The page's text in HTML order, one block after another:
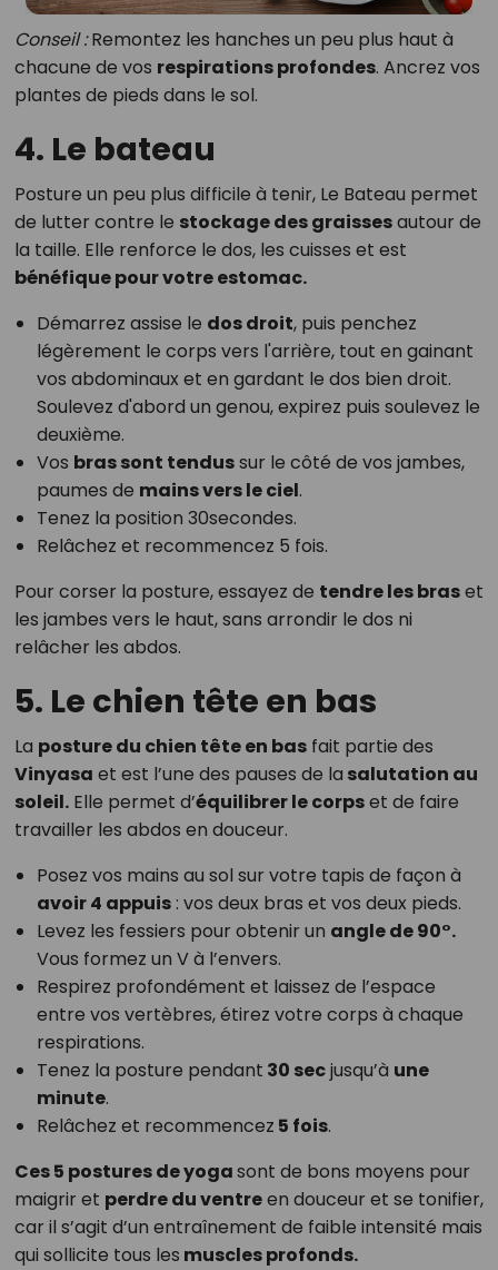
Conseil :Remontez les hanches un peu plus haut à
chacune de vos respirations profondes. Ancrez vos
plantes de pieds dans le sol.
4. Le bateau
Posture un peu plus difficile à tenir, Le Bateau permet
de lutter contre le stockage des graissesautour de
la taille. Elle renforce le dos, les cuisses et est
bénéfique pour votre estomac.
Démarrez assise le dos droit, puis penchez
légèrement le corps vers l'arrière, tout en gainant
vos abdominaux et en gardant le dos bien droit.
Soulevez d'abord un genou, expirez puis soulevez le
deuxième.
Vos bras sont tendussur le côté de vos jambes,
paumes de mains vers le ciel.
Tenez la position 30secondes.
Relâchez et recommencez 5 fois.
Pour corser la posture, essayez de tendre les braset
les jambes vers le haut, sans arrondir le dos ni
relâcher les abdos.
5. Le chien tête en bas
La posture du chien tête en basfait partie des
Vinyasa et est l’une des pauses de la salutation au
soleil.Elle permet d’équilibrer le corpset de faire
travailler les abdos en douceur.
Posez vos mains au sol sur votre tapis de façon à
avoir 4 appuis: vos deux bras et vos deux pieds.
Levez les fessiers pour obtenir un angle de 90°.
Vous formez un V à l’envers.
Respirez profondément et laissez de l’espace
entre vos vertèbres, étirez votre corps à chaque
respirations.
Tenez la posture pendant 30 secjusqu’à une
minute.
Relâchez et recommencez 5 fois.
Ces 5 postures de yogasont de bons moyens pour
maigrir et perdre du ventreen douceur et se tonifier,
car il s’agit d’un entraînement de faible intensité mais
qui sollicite tous les muscles profonds.